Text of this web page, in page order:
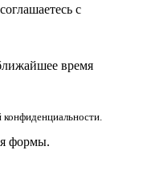
с
время
формы.